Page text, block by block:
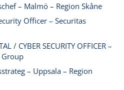
– Malmö – Region Skåne
Officer – Securitas
/ CYBER SECURITY OFFICER –
Group
– Uppsala – Region